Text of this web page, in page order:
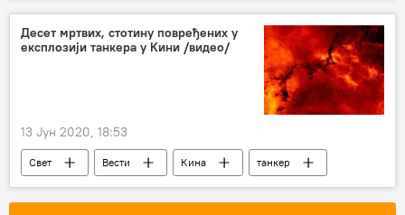
Десет мртвих, стотину повређених у
експлозији танкера у Кини /видео/
13 Јун 2020, 18:53
Свет Вести Кина танкер